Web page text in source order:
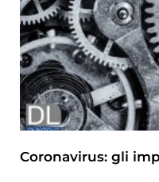
Coronavirus: gli